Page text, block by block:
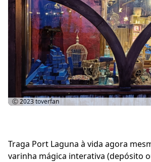
Traga Port Laguna à vida agora
varinha mágica interativa (depósito
Ⓒ 2023toverfan